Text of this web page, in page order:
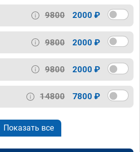
9800 2000 ₽
9800 2000 ₽
9800 2000 ₽
14800 7800 ₽
Показать все